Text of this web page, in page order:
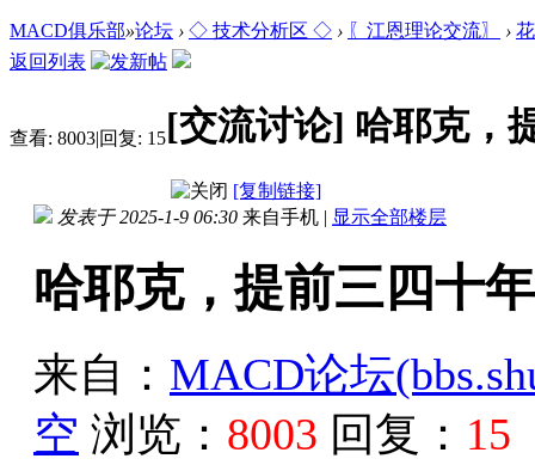
MACD俱乐部»论坛 › ◇ 技术分析区 ◇ › 〖江恩理论交流〗 ›
返回列表
查看: 8003|回复: 15[交流讨论] 哈耶克，
[复制链接]
发表于 2025-1-9 06:30 来自手机 | 显示全部楼层
哈耶克，提前三四十
来自： MACD论坛
空 浏览： 8003 回复： 15